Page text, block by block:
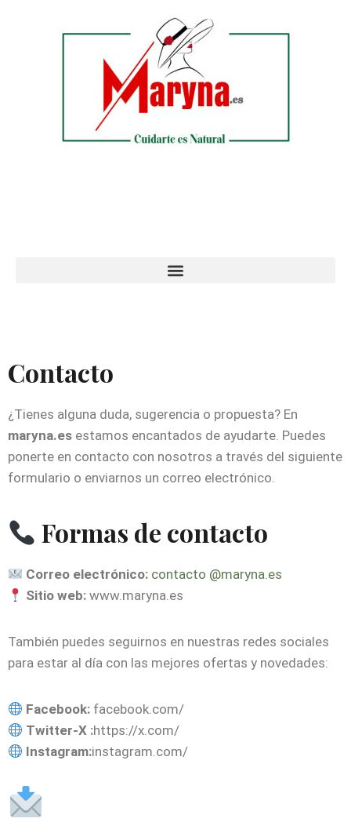
Contacto
¿Tienes alguna duda, sugerencia o propuesta? En
maryna.es estamos encantados de ayudarte. Puedes
ponerte en contacto con nosotros a través del siguiente
formulario o enviarnos un correo electrónico.
Formas de contacto
Correo electrónico: contacto @maryna.es
Sitio web: www.maryna.es
También puedes seguirnos en nuestras redes sociales
para estar al día con las mejores ofertas y novedades:
Facebook: facebook.com/
Twitter-X :https://x.com/
Instagram:instagram.com/